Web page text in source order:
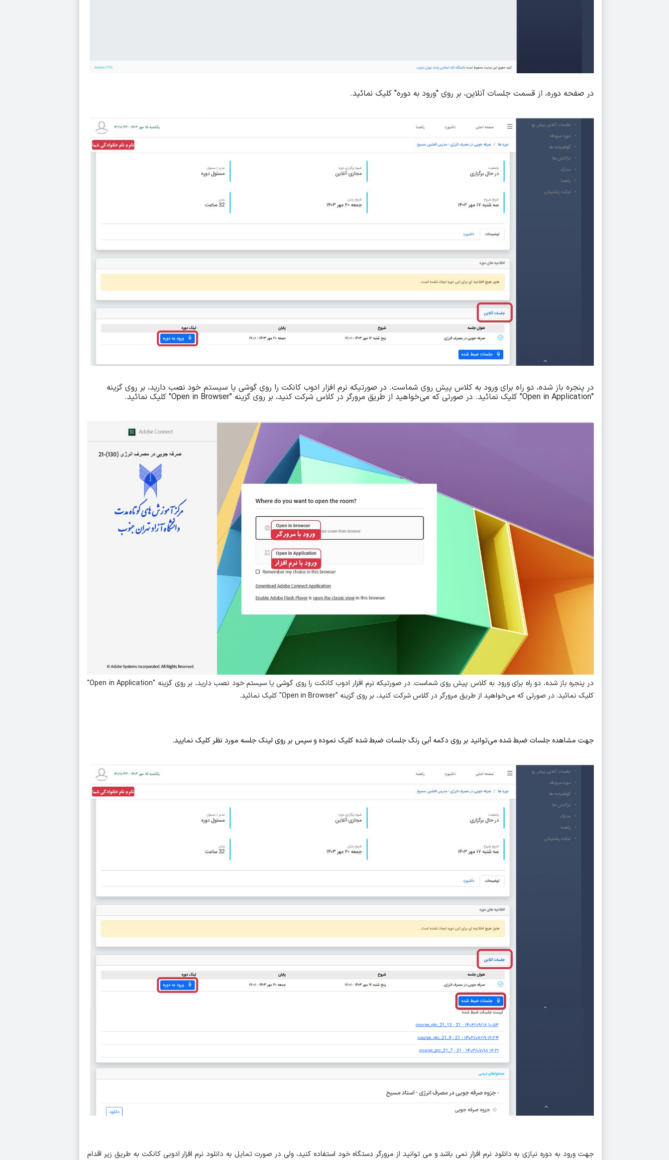
در صفحه دوره، از قسمت جلسات آنلاین، بر روی "ورود به دوره" کلیک نمائید.
در پنجره باز شده، دو راه برای ورود به کلاس پیش روی شماست. در صورتیکه نرم افزار ادوب کانکت را روی گوشی یا سیستم خود نصب دارید، بر روی گزینه
"Open in Application" کلیک نمائید. در صورتی که می‌خواهید از طریق مرورگر در کلاس شرکت کنید، بر روی گزینه "Open in Browser" کلیک نمائید.
در پنجره باز شده، دو راه برای ورود به کلاس پیش روی شماست. در صورتیکه نرم افزار ادوب کانکت را روی گوشی یا سیستم خود نصب دارید، بر روی گزینه "Open in Application"
کلیک نمائید. در صورتی که می‌خواهید از طریق مرورگر در کلاس شرکت کنید، بر روی گزینه "Open in Browser" کلیک نمائید.
جهت مشاهده جلسات ضبط شده می‌توانید بر روی دکمه آبی رنگ جلسات ضبط شده کلیک نموده و سپس بر روی لینک جلسه مورد نظر کلیک نمایید.
جهت ورود به دوره نیازی به دانلود نرم افزار نمی باشد و می توانید از مرورگر دستگاه خود استفاده کنید، ولی در صورت تمایل به دانلود نرم افزار ادوبی کانکت به طریق زیر اقدام